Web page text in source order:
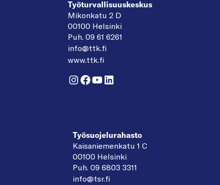
Työturvallisuuskeskus
Mikonkatu 2 D
00100 Helsinki
Puh. 09 61 6261
info@ttk.fi
www.ttk.fi
Instagram
Facebook
YouTube
LinkedIn
Työsuojelurahasto
Kaisaniemenkatu 1 C
00100 Helsinki
Puh. 09 6803 3311
info@tsr.fi